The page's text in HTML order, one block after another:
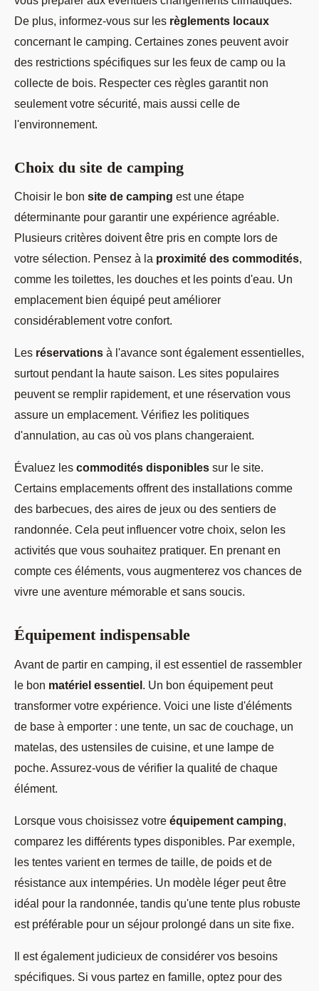
De plus, informez-vous sur les règlements locaux
concernant le camping. Certaines zones peuvent avoir
des restrictions spécifiques sur les feux de camp ou la
collecte de bois. Respecter ces règles garantit non
seulement votre sécurité, mais aussi celle de
l'environnement.
Choix du site de camping
Choisir le bon site de camping est une étape
déterminante pour garantir une expérience agréable.
Plusieurs critères doivent être pris en compte lors de
votre sélection. Pensez à la proximité des commodités,
comme les toilettes, les douches et les points d'eau. Un
emplacement bien équipé peut améliorer
considérablement votre confort.
Les réservations à l'avance sont également essentielles,
surtout pendant la haute saison. Les sites populaires
peuvent se remplir rapidement, et une réservation vous
assure un emplacement. Vérifiez les politiques
d'annulation, au cas où vos plans changeraient.
Évaluez les commodités disponibles sur le site.
Certains emplacements offrent des installations comme
des barbecues, des aires de jeux ou des sentiers de
randonnée. Cela peut influencer votre choix, selon les
activités que vous souhaitez pratiquer. En prenant en
compte ces éléments, vous augmenterez vos chances de
vivre une aventure mémorable et sans soucis.
Équipement indispensable
Avant de partir en camping, il est essentiel de rassembler
le bon matériel essentiel. Un bon équipement peut
transformer votre expérience. Voici une liste d'éléments
de base à emporter : une tente, un sac de couchage, un
matelas, des ustensiles de cuisine, et une lampe de
poche. Assurez-vous de vérifier la qualité de chaque
élément.
Lorsque vous choisissez votre équipement camping,
comparez les différents types disponibles. Par exemple,
les tentes varient en termes de taille, de poids et de
résistance aux intempéries. Un modèle léger peut être
idéal pour la randonnée, tandis qu'une tente plus robuste
est préférable pour un séjour prolongé dans un site fixe.
Il est également judicieux de considérer vos besoins
spécifiques. Si vous partez en famille, optez pour des